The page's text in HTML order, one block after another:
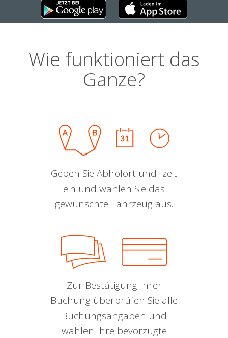
Wie funktioniert das
Ganze?
Geben Sie Abholort und -zeit
ein und wählen Sie das
gewünschte Fahrzeug aus.
Zur Bestätigung Ihrer
Buchung überprüfen Sie alle
Buchungsangaben und
wählen Ihre bevorzugte